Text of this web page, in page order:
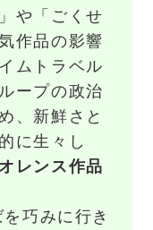
や「ごくせ
作品の影響
ムトラベル
ープの政治
、新鮮さと
に生々し
レンス作品
巧みに行き